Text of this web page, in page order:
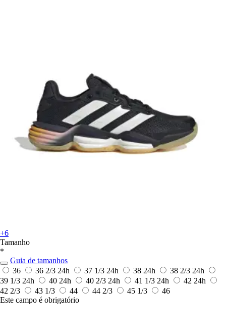
+6
Tamanho
*
Guia de tamanhos
36
36 2/3 24h 37 1/3 24h 38 24h 38 2/3 24h
39 1/3 24h 40 24h 40 2/3 24h 41 1/3 24h 42 24h
42 2/3
43 1/3 44 44 2/3 45 1/3
46
Este campo é obrigatório